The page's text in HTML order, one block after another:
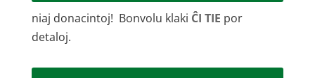
niaj donacintoj! Bonvolu klaki ĈI TIE por
detaloj.